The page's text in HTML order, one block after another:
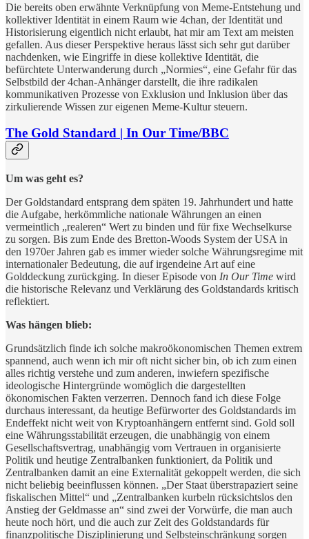
Die bereits oben erwähnte Verknüpfung von Meme-Entstehung und
kollektiver Identität in einem Raum wie 4chan, der Identität und
Historisierung eigentlich nicht erlaubt, hat mir am Text am meisten
gefallen. Aus dieser Perspektive heraus lässt sich sehr gut darüber
nachdenken, wie Eingriffe in diese kollektive Identität, die
befürchtete Unterwanderung durch „Normies“, eine Gefahr für das
Selbstbild der 4chan-Anhänger darstellt, die ihre radikalen
kommunikativen Prozesse von Exklusion und Inklusion über das
zirkulierende Wissen zur eigenen Meme-Kultur steuern.
The Gold Standard | In Our Time/BBC
Um was geht es?
Der Goldstandard entsprang dem späten 19. Jahrhundert und hatte
die Aufgabe, herkömmliche nationale Währungen an einen
vermeintlich „realeren“ Wert zu binden und für fixe Wechselkurse
zu sorgen. Bis zum Ende des Bretton-Woods System der USA in
den 1970er Jahren gab es immer wieder solche Währungsregime mit
internationaler Bedeutung, die auf irgendeine Art auf eine
Golddeckung zurückging. In dieser Episode von In Our Time wird
die historische Relevanz und Verklärung des Goldstandards kritisch
reflektiert.
Was hängen blieb:
Grundsätzlich finde ich solche makroökonomischen Themen extrem
spannend, auch wenn ich mir oft nicht sicher bin, ob ich zum einen
alles richtig verstehe und zum anderen, inwiefern spezifische
ideologische Hintergründe womöglich die dargestellten
ökonomischen Fakten verzerren. Dennoch fand ich diese Folge
durchaus interessant, da heutige Befürworter des Goldstandards im
Endeffekt nicht weit von Kryptoanhängern entfernt sind. Gold soll
eine Währungsstabilität erzeugen, die unabhängig von einem
Gesellschaftsvertrag, unabhängig vom Vertrauen in organisierte
Politik und heutige Zentralbanken funktioniert, da Politik und
Zentralbanken damit an eine Externalität gekoppelt werden, die sich
nicht beliebig beeinflussen können. „Der Staat überstrapaziert seine
fiskalischen Mittel“ und „Zentralbanken kurbeln rücksichtslos den
Anstieg der Geldmasse an“ sind zwei der Vorwürfe, die man auch
heute noch hört, und die auch zur Zeit des Goldstandards für
finanzpolitische Disziplinierung und Selbsteinschränkung sorgen